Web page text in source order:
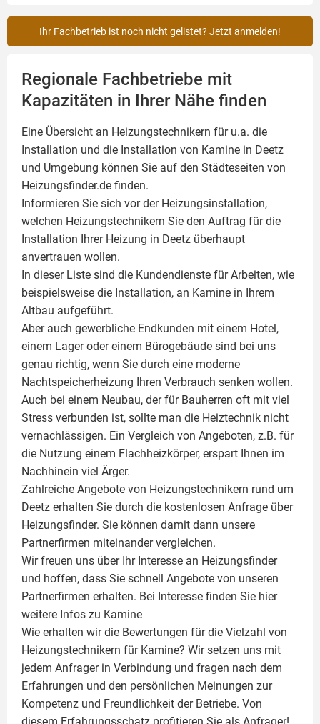
Ihr Fachbetrieb ist noch nicht gelistet? Jetzt anmelden!
Regionale Fachbetriebe mit
Kapazitäten in Ihrer Nähe finden
Eine Übersicht an Heizungstechnikern für u.a. die
Installation und die Installation von Kamine in Deetz
und Umgebung können Sie auf den Städteseiten von
Heizungsfinder.de finden.
Informieren Sie sich vor der Heizungsinstallation,
welchen Heizungstechnikern Sie den Auftrag für die
Installation Ihrer Heizung in Deetz überhaupt
anvertrauen wollen.
In dieser Liste sind die Kundendienste für Arbeiten, wie
beispielsweise die Installation, an Kamine in Ihrem
Altbau aufgeführt.
Aber auch gewerbliche Endkunden mit einem Hotel,
einem Lager oder einem Bürogebäude sind bei uns
genau richtig, wenn Sie durch eine moderne
Nachtspeicherheizung Ihren Verbrauch senken wollen.
Auch bei einem Neubau, der für Bauherren oft mit viel
Stress verbunden ist, sollte man die Heiztechnik nicht
vernachlässigen. Ein Vergleich von Angeboten, z.B. für
die Nutzung einem Flachheizkörper, erspart Ihnen im
Nachhinein viel Ärger.
Zahlreiche Angebote von Heizungstechnikern rund um
Deetz erhalten Sie durch die kostenlosen Anfrage über
Heizungsfinder. Sie können damit dann unsere
Partnerfirmen miteinander vergleichen.
Wir freuen uns über Ihr Interesse an Heizungsfinder
und hoffen, dass Sie schnell Angebote von unseren
Partnerfirmen erhalten. Bei Interesse finden Sie hier
weitere Infos zu Kamine
Wie erhalten wir die Bewertungen für die Vielzahl von
Heizungstechnikern für Kamine? Wir setzen uns mit
jedem Anfrager in Verbindung und fragen nach dem
Erfahrungen und den persönlichen Meinungen zur
Kompetenz und Freundlichkeit der Betriebe. Von